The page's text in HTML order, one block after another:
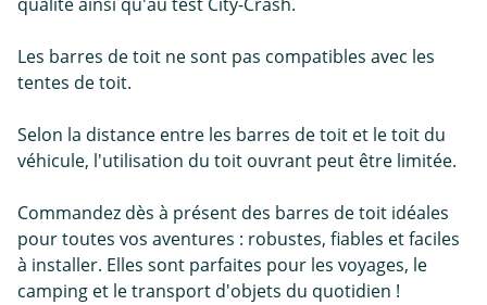
Les barres de toit ne sont pas compatibles avec les
tentes de toit.
Selon la distance entre les barres de toit et le toit du
véhicule, l'utilisation du toit ouvrant peut être limitée.
Commandez dès à présent des barres de toit idéales
pour toutes vos aventures : robustes, fiables et faciles
à installer. Elles sont parfaites pour les voyages, le
camping et le transport d'objets du quotidien !